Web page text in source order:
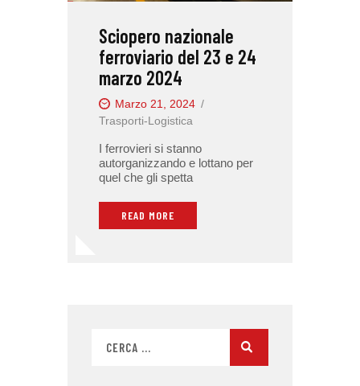
INTERNAZIONALE
RASSEGNA STAMPA
Sciopero nazionale
ferroviario del 23 e 24
marzo 2024
Marzo 21, 2024
Trasporti-Logistica
I ferrovieri si stanno
autorganizzando e lottano per
quel che gli spetta
READ MORE